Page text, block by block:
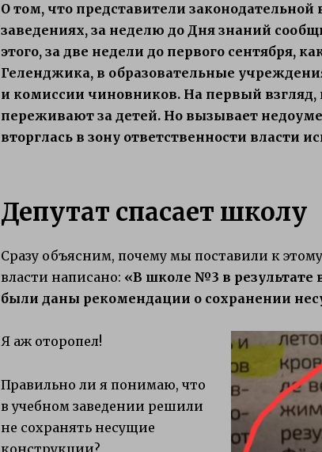
О том, что представители
заведениях, за неделю до Дня знаний
этого, за две недели до первого сентября,
Геленджика, в образовательные
и комиссии чиновников. На первый взгляд,
переживают за детей. Но вызывает
вторглась в зону ответственности власти
Депутат спасает школу
Сразу объясним, почему мы поставили к этому
власти написано: «В школе №3 в результате
были даны рекомендации о сохранении
Я аж оторопел!
Правильно ли я понимаю, что
в учебном заведении решили
не сохранять несущие
конструкции?